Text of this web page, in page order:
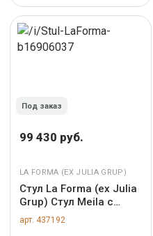
Под заказ
99 430 руб.
LA FORMA (ЕХ JULIA GRUP)
Стул La Forma (ех Julia
Grup) Стул Meila с
подлокотниками из
бежевой синели и
арт. 437192